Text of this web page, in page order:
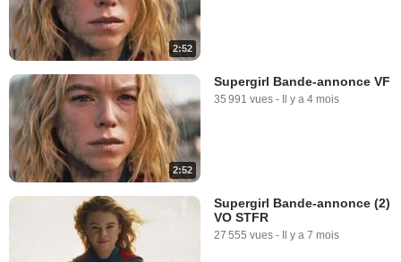
2:52
2:52
Supergirl Bande-annonce VF
35 991 vues - Il y a 4 mois
Supergirl Bande-annonce (2)
VO STFR
27 555 vues - Il y a 7 mois